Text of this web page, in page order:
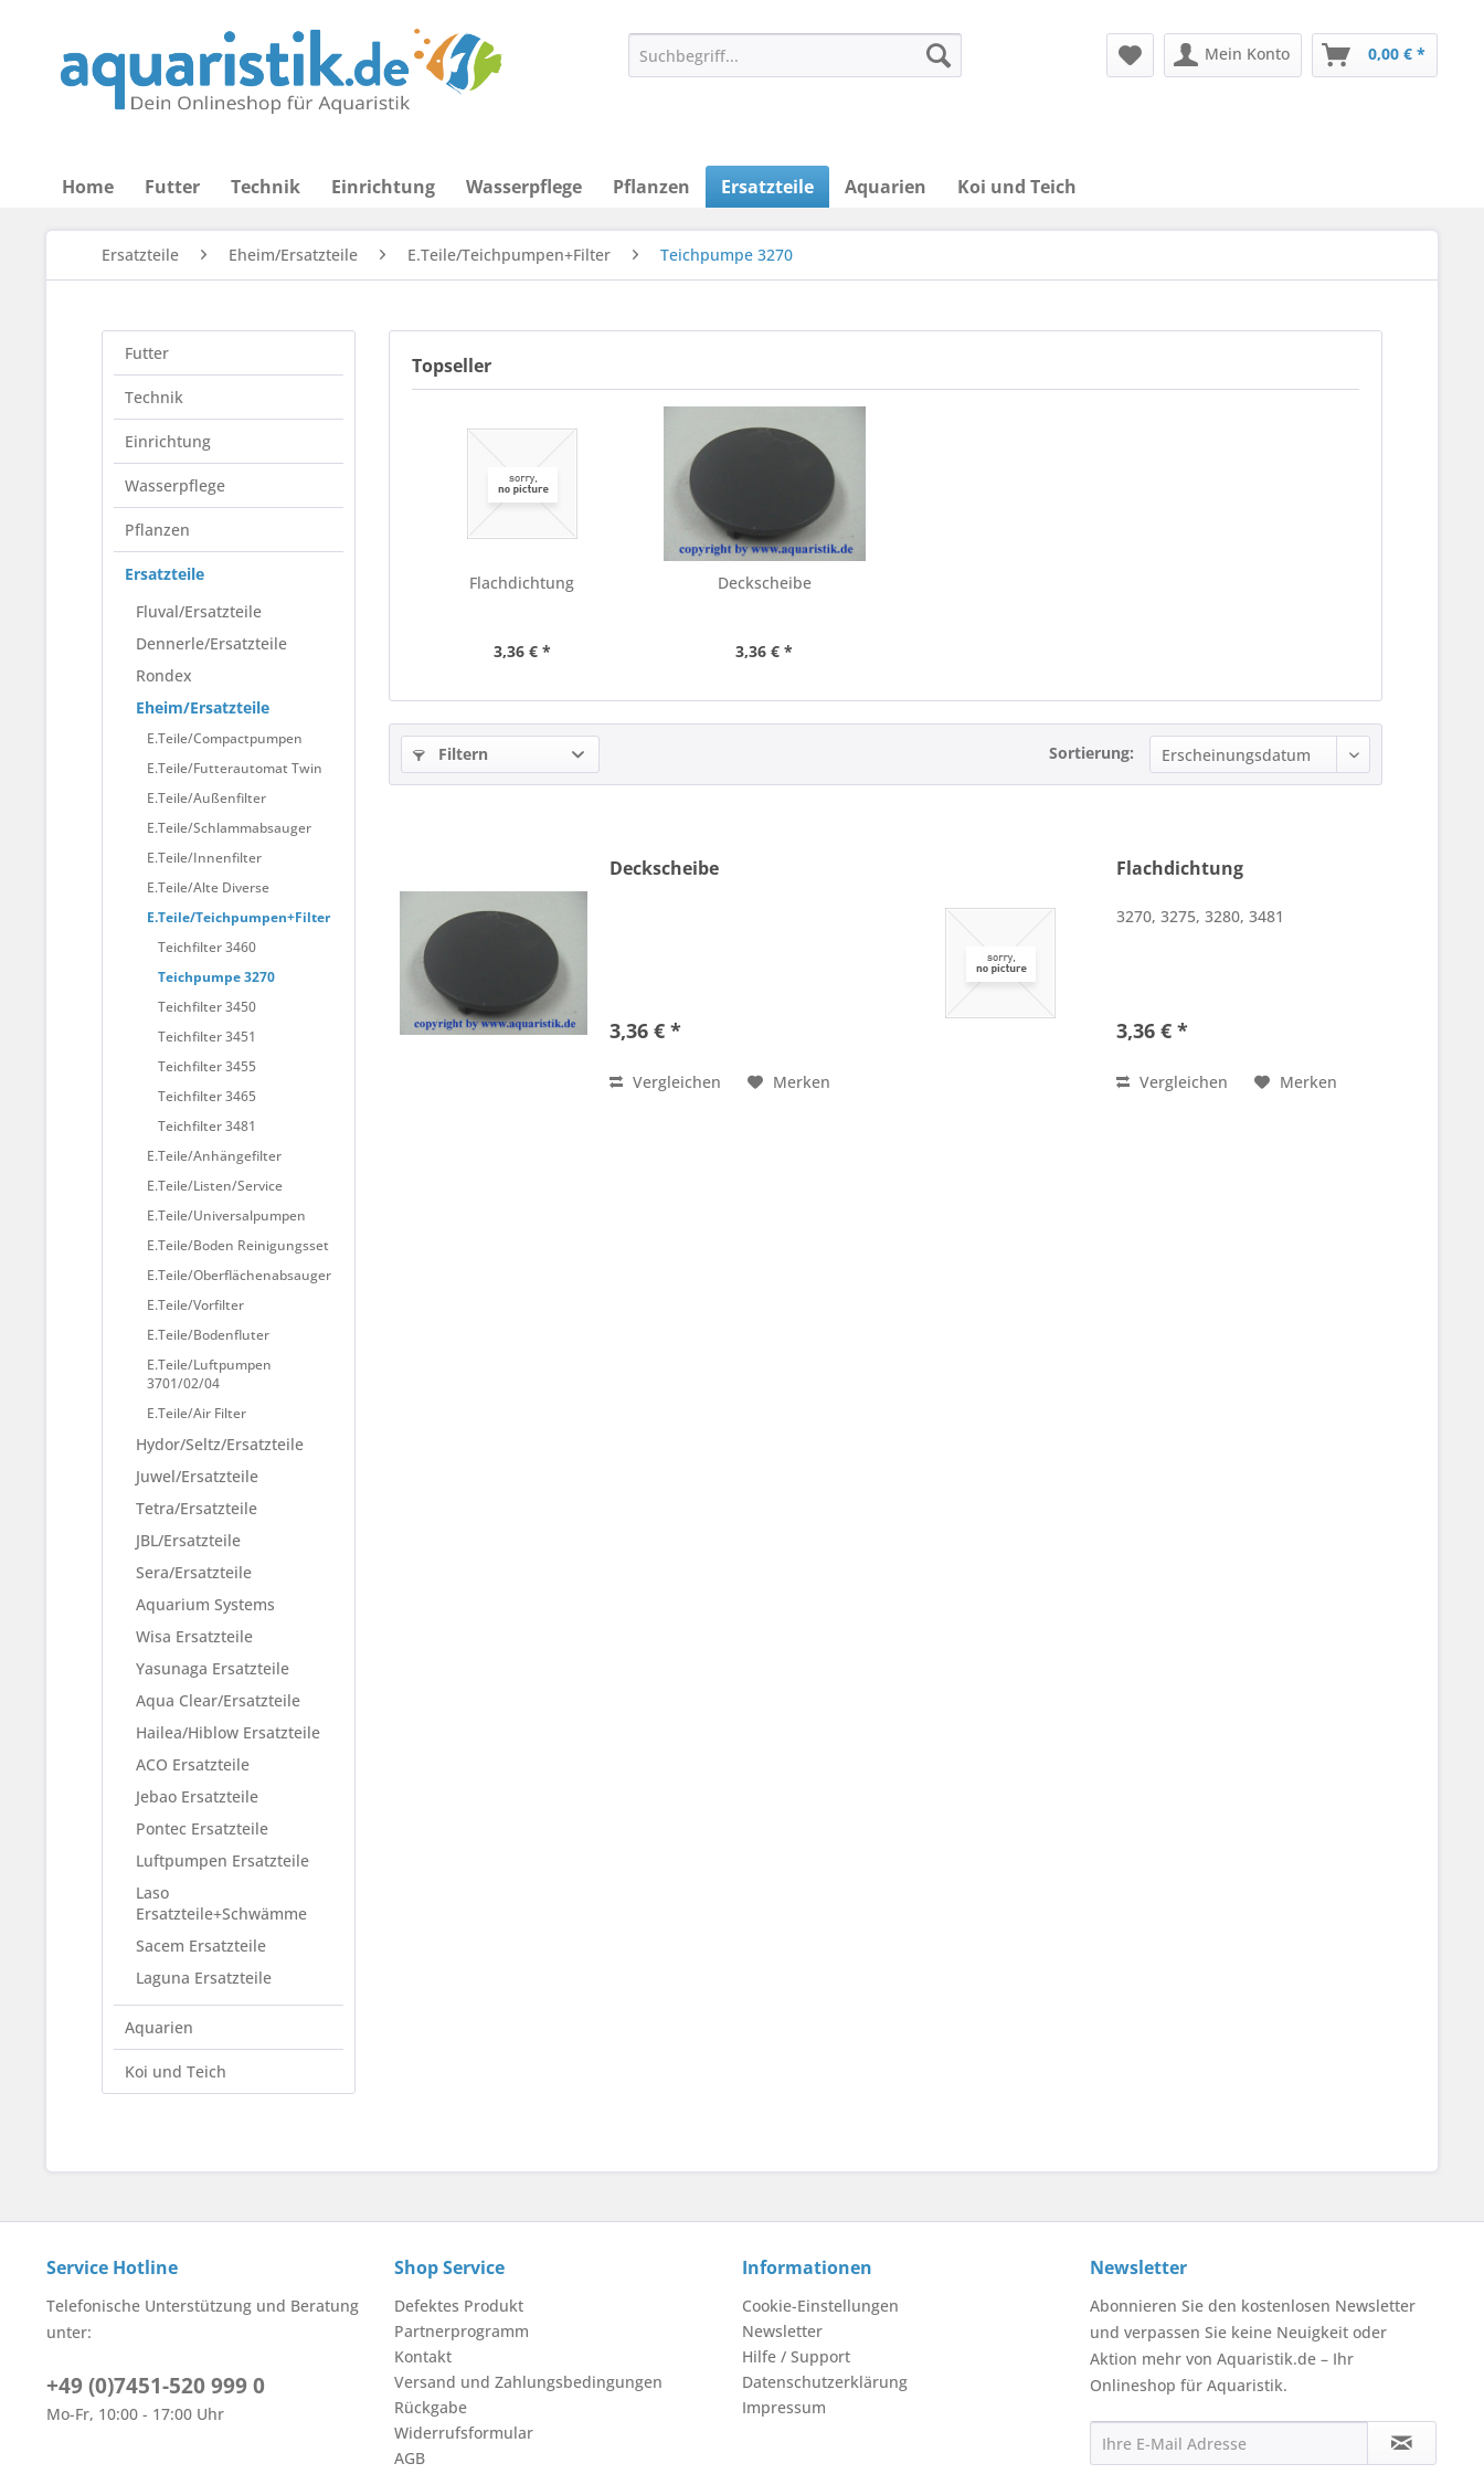
Mein Konto 0,00 € *
Home Futter Technik Einrichtung Wasserpflege Pflanzen Ersatzteile Aquarien Koi und Teich
Ersatzteile Eheim/Ersatzteile E.Teile/Teichpumpen+Filter Teichpumpe 3270
Futter
Technik
Einrichtung
Wasserpflege
Pflanzen
Ersatzteile
Fluval/Ersatzteile
Dennerle/Ersatzteile
Rondex
Eheim/Ersatzteile
E.Teile/Compactpumpen
E.Teile/Futterautomat Twin
E.Teile/Außenfilter
E.Teile/Schlammabsauger
E.Teile/Innenfilter
E.Teile/Alte Diverse
E.Teile/Teichpumpen+Filter
Teichfilter 3460
Teichpumpe 3270
Teichfilter 3450
Teichfilter 3451
Teichfilter 3455
Teichfilter 3465
Teichfilter 3481
E.Teile/Anhängefilter
E.Teile/Listen/Service
E.Teile/Universalpumpen
E.Teile/Boden Reinigungsset
E.Teile/Oberflächenabsauger
E.Teile/Vorfilter
E.Teile/Bodenfluter
E.Teile/Luftpumpen
3701/02/04
E.Teile/Air Filter
Hydor/Seltz/Ersatzteile
Juwel/Ersatzteile
Tetra/Ersatzteile
JBL/Ersatzteile
Sera/Ersatzteile
Aquarium Systems
Wisa Ersatzteile
Yasunaga Ersatzteile
Aqua Clear/Ersatzteile
Hailea/Hiblow Ersatzteile
ACO Ersatzteile
Jebao Ersatzteile
Pontec Ersatzteile
Luftpumpen Ersatzteile
Laso
Ersatzteile+Schwämme
Sacem Ersatzteile
Laguna Ersatzteile
Aquarien
Koi und Teich
Topseller
Flachdichtung
3,36 € *
Deckscheibe
3,36 € *
Filtern Sortierung:
Deckscheibe
3,36 € *
Vergleichen Merken
Flachdichtung
3270, 3275, 3280, 3481
3,36 € *
Vergleichen Merken
Service Hotline
Telefonische Unterstützung und Beratung
unter:
+49 (0)7451-520 999 0
Mo-Fr, 10:00 - 17:00 Uhr
Shop Service
Defektes Produkt
Partnerprogramm
Kontakt
Versand und Zahlungsbedingungen
Rückgabe
Widerrufsformular
AGB
Informationen
Cookie-Einstellungen
Newsletter
Hilfe / Support
Datenschutzerklärung
Impressum
Newsletter
Abonnieren Sie den kostenlosen Newsletter
und verpassen Sie keine Neuigkeit oder
Aktion mehr von Aquaristik.de – Ihr
Onlineshop für Aquaristik.